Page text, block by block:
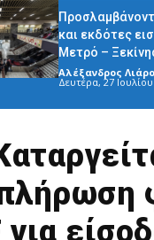
και εκδότες
Μετρό –
Αλέξανδρος
Δευτέρα, 27
για